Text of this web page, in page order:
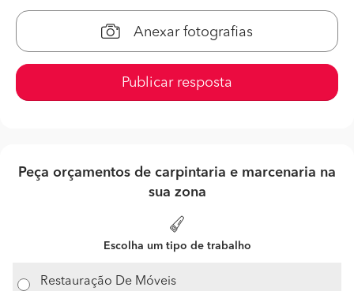
Anexar fotografias
Publicar resposta
Peça orçamentos de carpintaria e marcenaria na
sua zona
Escolha um tipo de trabalho
Restauração De Móveis